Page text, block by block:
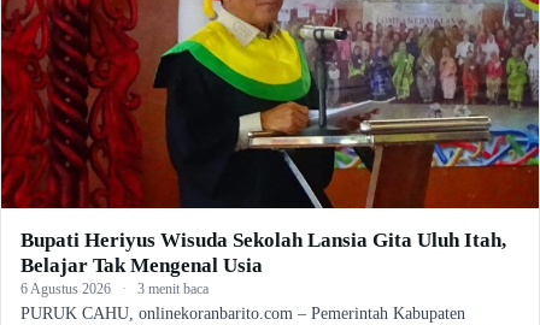
Bupati Heriyus Wisuda Sekolah Lansia Gita Uluh Itah,
Belajar Tak Mengenal Usia
6 Agustus 2026 · 3 menit baca
PURUK CAHU, onlinekoranbarito.com – Pemerintah Kabupaten